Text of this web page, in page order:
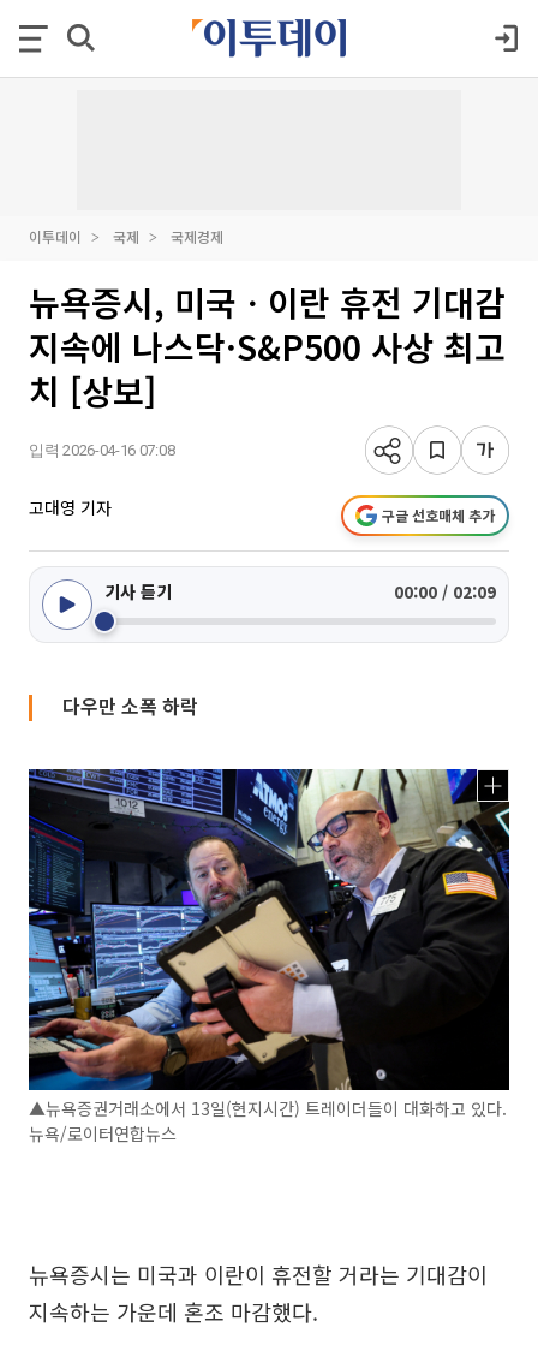
이투데이 국제 국제경제
뉴욕증시, 미국ㆍ이란 휴전 기대감
지속에 나스닥·S&P500 사상 최고
치 [상보]
입력 2026-04-16 07:08
고대영 기자 구글 선호매체 추가
기사 듣기 00:00 / 02:09
다우만 소폭 하락
▲뉴욕증권거래소에서 13일(현지시간) 트레이더들이 대화하고 있다.
뉴욕/로이터연합뉴스
뉴욕증시는 미국과 이란이 휴전할 거라는 기대감이
지속하는 가운데 혼조 마감했다.